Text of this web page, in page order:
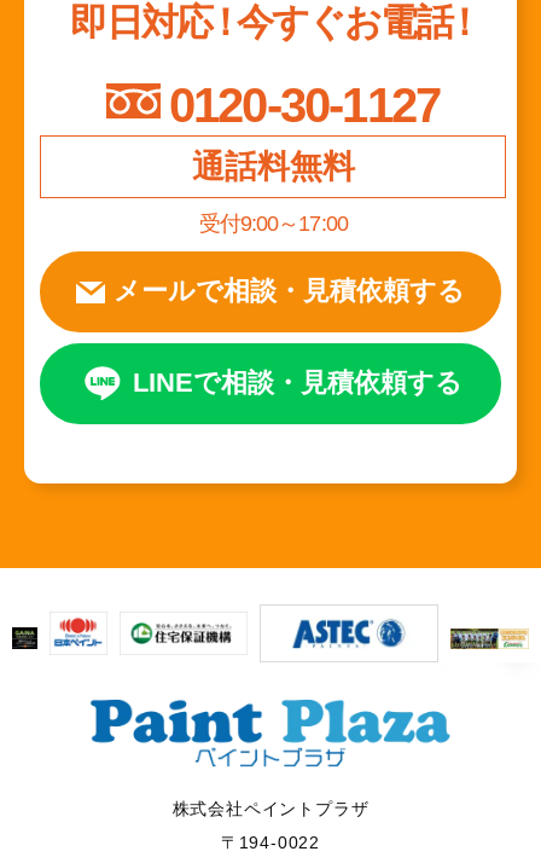
即日対応！今すぐお電話！
0120-30-1127
通話料無料
受付9:00～17:00
メールで相談 ・ 見積依頼する
LINEで相談・ 見積依頼する
株式会社ペイントプラザ
〒194-0022